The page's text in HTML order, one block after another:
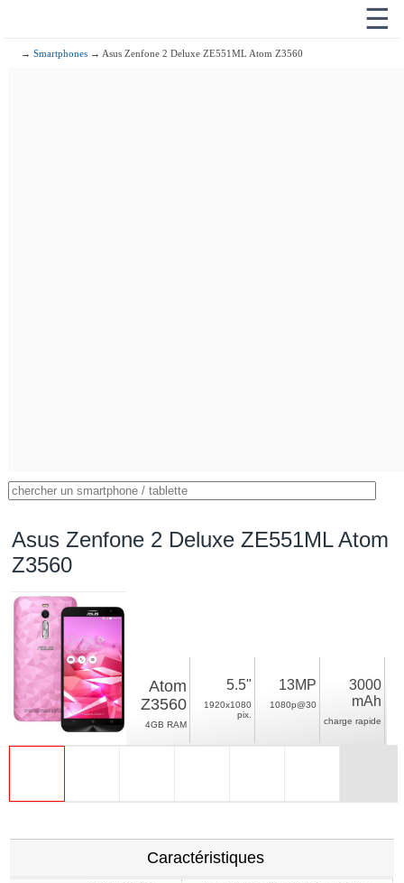
☰
→Smartphones → Asus Zenfone 2 Deluxe ZE551ML Atom Z3560
Asus Zenfone 2 Deluxe ZE551ML Atom
Z3560
Atom
Z3560
4GB RAM
5.5"
1920x1080
pix.
13MP
1080p@30
3000
mAh
charge rapide
Caractéristiques